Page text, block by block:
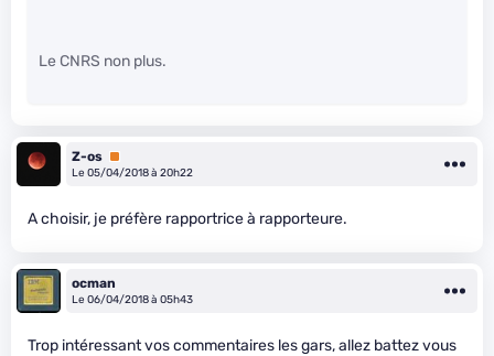
Le CNRS non plus.
Z-os Premium
Le 05/04/2018 à 20h22
A choisir, je préfère rapportrice à rapporteure.
ocman
Le 06/04/2018 à 05h43
Trop intéressant vos commentaires les gars, allez battez vous